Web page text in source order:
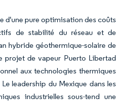
d'une pure optimisation des coûts
de stabilité du réseau et de
hybride géothermique-solaire de
projet de vapeur Puerto Libertad
aux technologies thermiques
leadership du Mexique dans les
industrielles sous-tend une